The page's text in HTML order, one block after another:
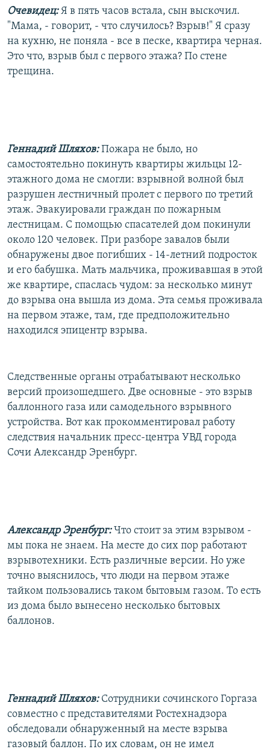
Очевидец:Я в пять часов встала, сын выскочил.
"Мама, - говорит, - что случилось? Взрыв!" Я сразу
на кухню, не поняла - все в песке, квартира черная.
Это что, взрыв был с первого этажа? По стене
трещина.
Геннадий Шляхов:Пожара не было, но
самостоятельно покинуть квартиры жильцы 12-
этажного дома не смогли: взрывной волной был
разрушен лестничный пролет с первого по третий
этаж. Эвакуировали граждан по пожарным
лестницам. С помощью спасателей дом покинули
около 120 человек. При разборе завалов были
обнаружены двое погибших - 14-летний подросток
и его бабушка. Мать мальчика, проживавшая в этой
же квартире, спаслась чудом: за несколько минут
до взрыва она вышла из дома. Эта семья проживала
на первом этаже, там, где предположительно
находился эпицентр взрыва.
Следственные органы отрабатывают несколько
версий произошедшего. Две основные - это взрыв
баллонного газа или самодельного взрывного
устройства. Вот как прокомментировал работу
следствия начальник пресс-центра УВД города
Сочи Александр Эренбург.
Александр Эренбург:Что стоит за этим взрывом -
мы пока не знаем. На месте до сих пор работают
взрывотехники. Есть различные версии. Но уже
точно выяснилось, что люди на первом этаже
тайком пользовались таком бытовым газом. То есть
из дома было вынесено несколько бытовых
баллонов.
Геннадий Шляхов: Сотрудники сочинского Горгаза
совместно с представителями Ростехнадзора
обследовали обнаруженный на месте взрыва
газовый баллон. По их словам, он не имел